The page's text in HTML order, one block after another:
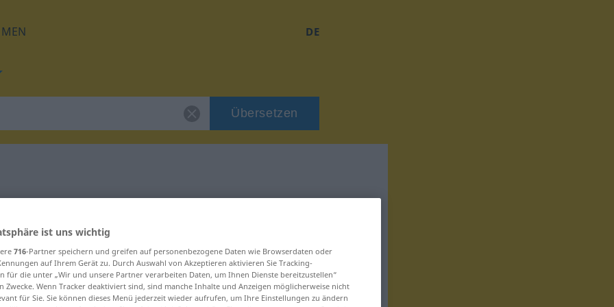
DE
Übersetzen
für "Ozean"
ist uns wichtig
716-Partner speichern und greifen auf personenbezogene Daten wie Browserdaten oder
auf Ihrem Gerät zu. Durch Auswahl von Akzeptieren aktivieren Sie Tracking-
für die unter „Wir und unsere Partner verarbeiten Daten, um Ihnen Dienste bereitzustellen“
Zwecke. Wenn Tracker deaktiviert sind, sind manche Inhalte und Anzeigen möglicherweise nicht
für Sie. Sie können dieses Menü jederzeit wieder aufrufen, um Ihre Einstellungen zu ändern